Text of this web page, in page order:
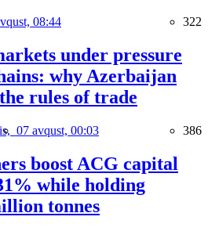
08:44 322
under pressure
why Azerbaijan
rules of trade
07 avqust, 00:03 386
boost ACG capital
while holding
tonnes